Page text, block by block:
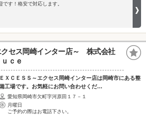
です！格安で対応します。
クセス岡崎インター店～ 株式会社
ｃｅ
ＥＸＣＥＳＳ～エクセス岡崎インター店は岡崎市にある整
工場です。お気軽にお問い合わせくだ…
愛知県岡崎市欠町字河原田１７－１
月曜日
ご予約の際はお電話下さい。